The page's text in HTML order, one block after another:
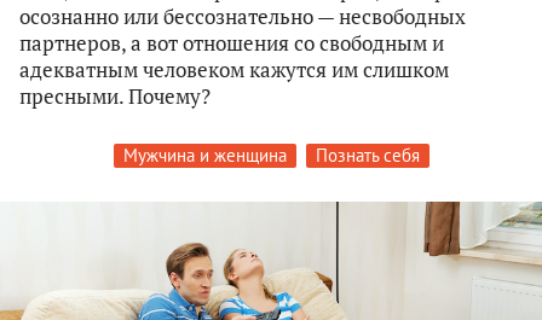
осознанно или бессознательно — несвободных
партнеров, а вот отношения со свободным и
адекватным человеком кажутся им слишком
пресными. Почему?
Мужчина и женщина Познать себя